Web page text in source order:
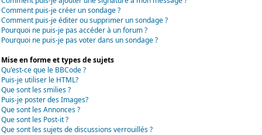
Comment puis-je créer un sondage ?
Comment puis-je éditer ou supprimer un sondage ?
Pourquoi ne puis-je pas accéder à un forum ?
Pourquoi ne puis-je pas voter dans un sondage ?
Mise en forme et types de sujets
Qu'est-ce que le BBCode ?
Puis-je utiliser le HTML?
Que sont les smilies ?
Puis-je poster des Images?
Que sont les Annonces ?
Que sont les Post-it ?
Que sont les sujets de discussions verrouillés ?